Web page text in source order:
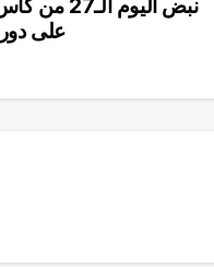
على دور الـ16 واكتمال عقد